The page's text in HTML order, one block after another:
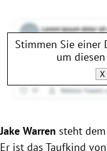
Stimmen Sie einer
um
X
Jake Warren steht
Er ist das Taufkind von